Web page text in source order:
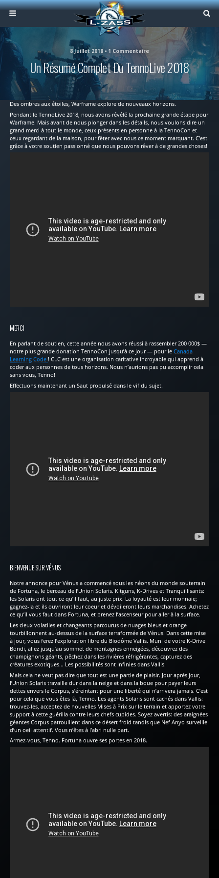
8 Juillet 2018 • 1 Commentaire
Un Résumé Complet Du TennoLive 2018
Des ombres aux étoiles, Warframe explore de nouveaux horizons.
Pendant le TennoLive 2018, nous avons révélé la prochaine grande étape pour
Warframe. Mais avant de nous plonger dans les détails, nous voulons dire un
grand merci à tout le monde, ceux présents en personne à la TennoCon et
ceux regardant de la maison, pour fêter avec nous ce moment marquant. C’est
grâce à votre soutien passionné que nous pouvons rêver à de grandes choses!
MERCI
En parlant de soutien, cette année nous avons réussi à rassembler 200 000$ —
notre plus grande donation TennoCon jusqu’à ce jour — pour le Canada
Learning Code ! CLC est une organisation caritative incroyable qui apprend à
coder aux personnes de tous horizons. Nous n’aurions pas pu accomplir cela
sans vous, Tenno!
Effectuons maintenant un Saut propulsé dans le vif du sujet.
BIENVENUE SUR VÉNUS
Notre annonce pour Vénus a commencé sous les néons du monde souterrain
de Fortuna, le berceau de l’Union Solaris. Kitguns, K-Drives et Tranquillisants:
les Solaris ont tout ce qu’il faut, au juste prix. La loyauté est leur monnaie;
gagnez-la et ils ouvriront leur coeur et dévoileront leurs marchandises. Achetez
ce qu’il vous faut dans Fortuna, et prenez l’ascenseur pour aller à la surface.
Les cieux volatiles et changeants parcourus de nuages bleus et orange
tourbillonnent au-dessus de la surface terraformée de Vénus. Dans cette mise
à jour, vous ferez l’exploration libre du Biodôme Vallis. Muni de votre K-Drive
Bondi, allez jusqu’au sommet de montagnes enneigées, découvrez des
champignons géants, pêchez dans les rivières réfrigérantes, capturez des
créatures exotiques… Les possibilités sont infinies dans Vallis.
Mais cela ne veut pas dire que tout est une partie de plaisir. Jour après jour,
l’Union Solaris travaille dur dans la neige et dans la boue pour payer leurs
dettes envers le Corpus, s’éreintant pour une liberté qui n’arrivera jamais. C’est
pour cela que vous êtes là, Tenno. Les agents Solaris sont cachés dans Vallis:
trouvez-les, acceptez de nouvelles Mises à Prix sur le terrain et apportez votre
support à cette guérilla contre leurs chefs cupides. Soyez avertis: des araignées
géantes Corpus patrouillent dans ce désert froid tandis que Nef Anyo surveille
d’un oeil attentif. Vous n’êtes à l’abri nulle part.
Armez-vous, Tenno. Fortuna ouvre ses portes en 2018.